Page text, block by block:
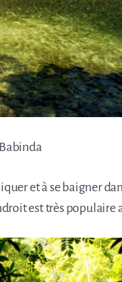
et à se baigner
est très populaire